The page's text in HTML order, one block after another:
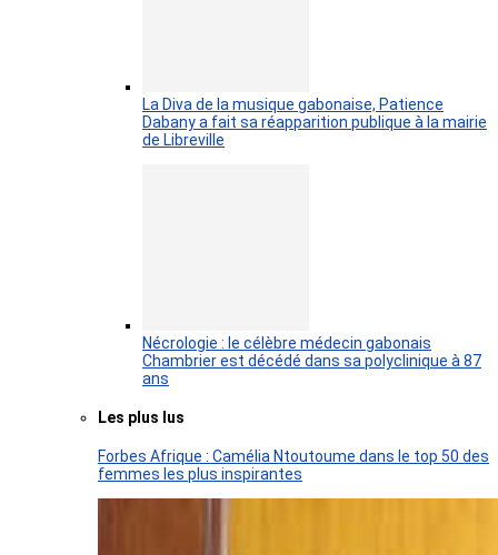
La Diva de la musique gabonaise, Patience
Dabany a fait sa réapparition publique à la mairie
de Libreville
Nécrologie : le célèbre médecin gabonais
Chambrier est décédé dans sa polyclinique à 87
ans
Les plus lus
Forbes Afrique : Camélia Ntoutoume dans le top 50 des
femmes les plus inspirantes